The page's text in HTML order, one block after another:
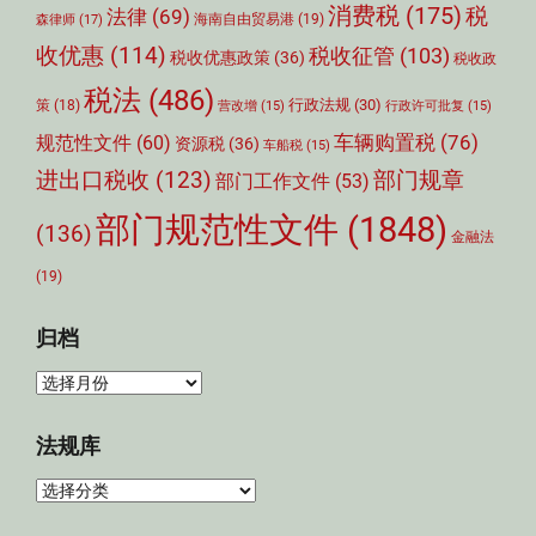
森律师 (17) 法律 (69) 海南自由贸易港 (19) 消费税 (175)税
收优惠 (114) 税收优惠政策 (36) 税收征管 (103) 税收政
策 (18) 税法 (486) 营改增 (15) 行政法规 (30) 行政许可批复 (15)
规范性文件 (60) 资源税 (36) 车船税 (15) 车辆购置税 (76)
进出口税收 (123) 部门工作文件 (53) 部门规章
(136)部门规范性文件 (1848) 金融法
(19)
归档
归
法规库
法